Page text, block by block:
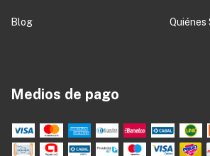
Blog Quiénes
Medios de pago